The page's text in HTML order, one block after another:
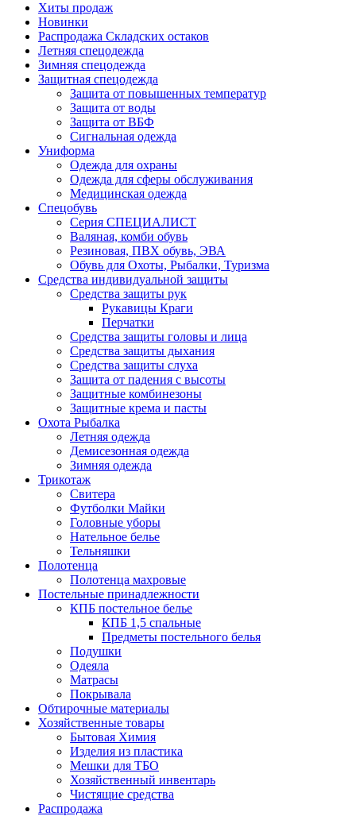
Хиты продаж
Новинки
Распродажа Складских остаков
Летняя спецодежда
Зимняя спецодежда
Защитная спецодежда
Защита от повышенных температур
Защита от воды
Защита от ВБФ
Сигнальная одежда
Униформа
Одежда для охраны
Одежда для сферы обслуживания
Медицинская одежда
Спецобувь
Серия СПЕЦИАЛИСТ
Валяная, комби обувь
Резиновая, ПВХ обувь, ЭВА
Обувь для Охоты, Рыбалки, Туризма
Средства индивидуальной защиты
Средства защиты рук
Рукавицы Краги
Перчатки
Средства защиты головы и лица
Средства защиты дыхания
Средства защиты слуха
Защита от падения с высоты
Защитные комбинезоны
Защитные крема и пасты
Охота Рыбалка
Летняя одежда
Демисезонная одежда
Зимняя одежда
Трикотаж
Свитера
Футболки Майки
Головные уборы
Нательное белье
Тельняшки
Полотенца
Полотенца махровые
Постельные принадлежности
КПБ постельное белье
КПБ 1,5 спальные
Предметы постельного белья
Подушки
Одеяла
Матрасы
Покрывала
Обтирочные материалы
Хозяйственные товары
Бытовая Химия
Изделия из пластика
Мешки для ТБО
Хозяйственный инвентарь
Чистящие средства
Распродажа